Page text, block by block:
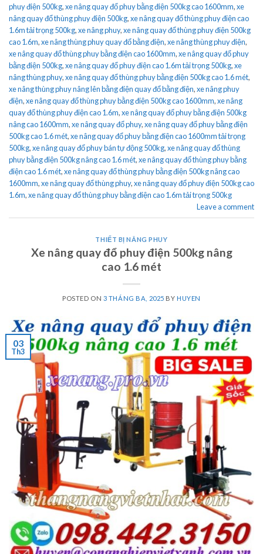
phuy điện 500kg,xe nâng quay đổ phuy bằng điện 500kg cao 1600mm,xe
nâng quay đổ thùng phuy điện 500kg,xe nâng quay đổ thùng phuy điện cao
1.6m tải trọng 500kg,xe nâng phuy,xe nâng quay đổ thùng phuy điện 500kg
cao 1.6m,xe nâng thùng phuy quay đổ bằng điện,xe nâng thùng phuy điện,
xe nâng quay đổ thùng phuy bằng điện cao 1600mm,xe nâng quay đổ phuy
bằng điện 500kg,xe nâng quay đổ phuy điện cao 1.6m tải trọng 500kg,xe
nâng thùng phuy,xe nâng quay đổ thùng phuy bằng điện 500kg cao 1.6 mét,
xe nâng thùng phuy nâng lên bằng điện quay đổ bằng điện,xe nâng phuy
điện,xe nâng quay đổ thùng phuy bằng điện 500kg cao 1600mm,xe nâng
quay đổ thùng phuy điện cao 1.6m,xe nâng quay đổ phuy bằng điện 500kg
nâng cao 1600mm,xe nâng quay đổ phuy,xe nâng quay đổ phuy bằng điện
500kg cao 1.6 mét,xe nâng quay đổ phuy bằng điện cao 1600mm tải trọng
500kg,xe nâng quay đổ phuy bán tự động 500kg,xe nâng quay đổ thùng
phuy bằng điện 500kg nâng cao 1.6 mét,xe nâng quay đổ thùng phuy bằng
điện cao 1.6 mét,xe nâng quay đổ thùng phuy bằng điện 500kg nâng cao
1600mm,xe nâng quay đổ thùng phuy,xe nâng quay đổ phuy điện 500kg cao
1.6m,xe nâng quay đổ thùng phuy bằng điện cao 1.6m tải trọng 500kg
Leave a comment
THIẾT BỊ NÂNG PHUY
Xe nâng quay đổ phuy điện 500kg nâng
cao 1.6 mét
POSTED ON 3 THÁNG BA, 2025 BY HUYEN
03
Th3